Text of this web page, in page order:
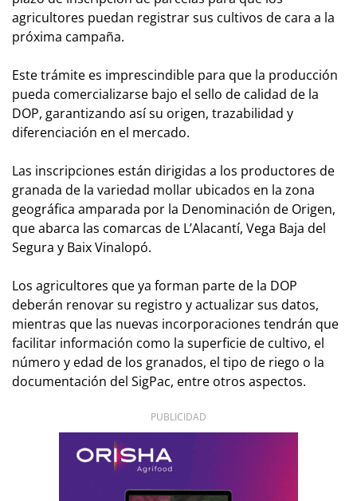
agricultores puedan registrar sus cultivos de cara a la
próxima campaña.
Este trámite es imprescindible para que la producción
pueda comercializarse bajo el sello de calidad de la
DOP, garantizando así su origen, trazabilidad y
diferenciación en el mercado.
Las inscripciones están dirigidas a los productores de
granada de la variedad mollar ubicados en la zona
geográfica amparada por la Denominación de Origen,
que abarca las comarcas de L’Alacantí, Vega Baja del
Segura y Baix Vinalopó.
Los agricultores que ya forman parte de la DOP
deberán renovar su registro y actualizar sus datos,
mientras que las nuevas incorporaciones tendrán que
facilitar información como la superficie de cultivo, el
número y edad de los granados, el tipo de riego o la
documentación del SigPac, entre otros aspectos.
PUBLICIDAD